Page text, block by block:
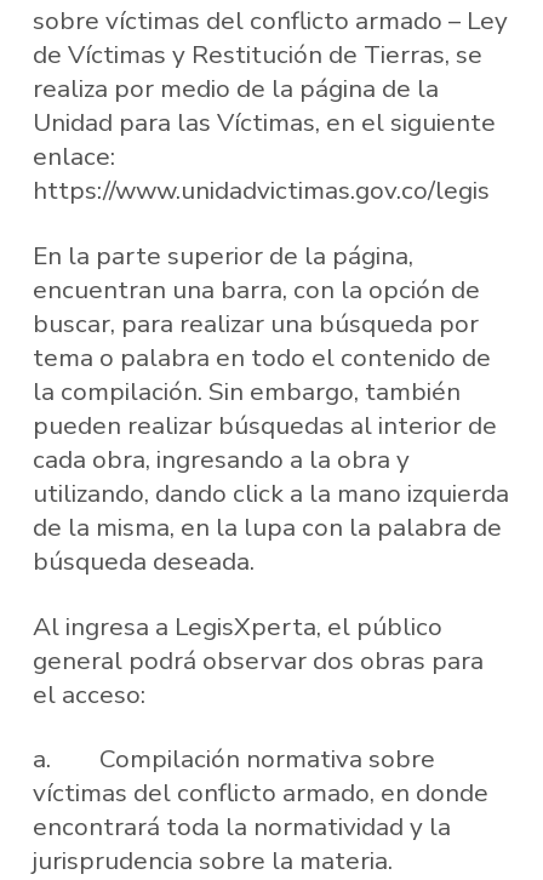
sobre víctimas del conflicto armado – Ley
de Víctimas y Restitución de Tierras, se
realiza por medio de la página de la
Unidad para las Víctimas, en el siguiente
enlace:
https://www.unidadvictimas.gov.co/legis
En la parte superior de la página,
encuentran una barra, con la opción de
buscar, para realizar una búsqueda por
tema o palabra en todo el contenido de
la compilación. Sin embargo, también
pueden realizar búsquedas al interior de
cada obra, ingresando a la obra y
utilizando, dando click a la mano izquierda
de la misma, en la lupa con la palabra de
búsqueda deseada.
Al ingresa a LegisXperta, el público
general podrá observar dos obras para
el acceso:
a. Compilación normativa sobre
víctimas del conflicto armado, en donde
encontrará toda la normatividad y la
jurisprudencia sobre la materia.